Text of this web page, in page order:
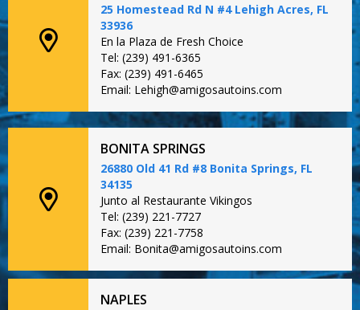
25 Homestead Rd N #4 Lehigh Acres, FL
33936
En la Plaza de Fresh Choice
Tel: (239) 491-6365
Fax: (239) 491-6465
Email: Lehigh@amigosautoins.com
BONITA SPRINGS
26880 Old 41 Rd #8 Bonita Springs, FL
34135
Junto al Restaurante Vikingos
Tel: (239) 221-7727
Fax: (239) 221-7758
Email: Bonita@amigosautoins.com
NAPLES